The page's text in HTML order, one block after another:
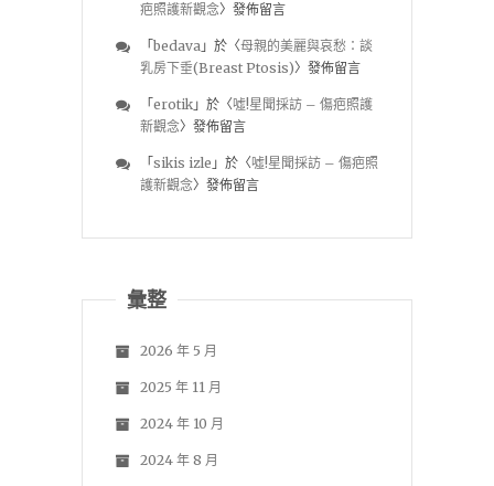
疤照護新觀念〉發佈留言
「 bedava 」於〈母親的美麗與哀愁：談
乳房下垂(Breast Ptosis)〉發佈留言
「 erotik 」於〈噓!星聞採訪 – 傷疤照護
新觀念〉發佈留言
「 sikis izle 」於〈噓!星聞採訪 – 傷疤照
護新觀念〉發佈留言
彙整
2026 年 5 月
2025 年 11 月
2024 年 10 月
2024 年 8 月